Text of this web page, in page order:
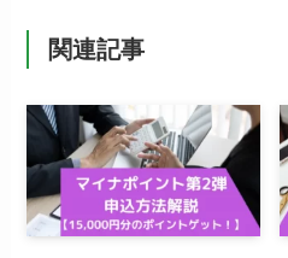
関連記事